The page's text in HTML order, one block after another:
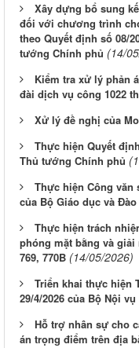
Xây dựng bổ sung
đối với chương trình
theo Quyết định số 08/
tướng Chính phủ (14/
Kiểm tra xử lý phản
đài dịch vụ công 1022
Xử lý đề nghị của
Thực hiện Quyết
Thủ tướng Chính phủ
Thực hiện Công văn
của Bộ Giáo dục và
Thực hiện trách
phóng mặt bằng và
769, 770B (14/05/2026)
Triển khai thực hiện
29/4/2026 của Bộ Nội vụ
Hỗ trợ nhân sự cho
án trọng điểm trên địa